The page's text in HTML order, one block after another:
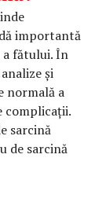
importantă
a fătului. În
și
normală a
complicații.
sarcină
de sarcină